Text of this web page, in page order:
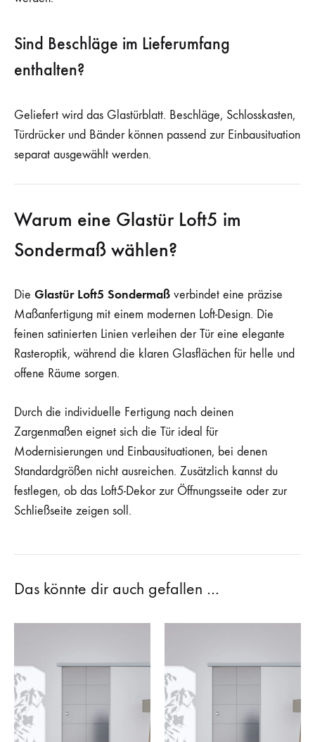
Sind Beschläge im Lieferumfang
enthalten?
Geliefert wird das Glastürblatt. Beschläge, Schlosskasten,
Türdrücker und Bänder können passend zur Einbausituation
separat ausgewählt werden.
Warum eine Glastür Loft5 im
Sondermaß wählen?
Die Glastür Loft5 Sondermaß verbindet eine präzise
Maßanfertigung mit einem modernen Loft-Design. Die
feinen satinierten Linien verleihen der Tür eine elegante
Rasteroptik, während die klaren Glasflächen für helle und
offene Räume sorgen.
Durch die individuelle Fertigung nach deinen
Zargenmaßen eignet sich die Tür ideal für
Modernisierungen und Einbausituationen, bei denen
Standardgrößen nicht ausreichen. Zusätzlich kannst du
festlegen, ob das Loft5-Dekor zur Öffnungsseite oder zur
Schließseite zeigen soll.
Das könnte dir auch gefallen …